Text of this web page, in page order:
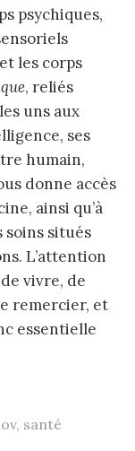
psychiques,
les corps
, reliés
uns aux
ses
humain,
donne accès
ainsi qu’à
soins situés
L’attention
vivre, de
remercier, et
essentielle
, santé